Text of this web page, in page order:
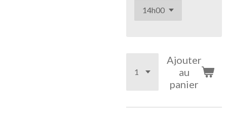
Ajouter
au
panier